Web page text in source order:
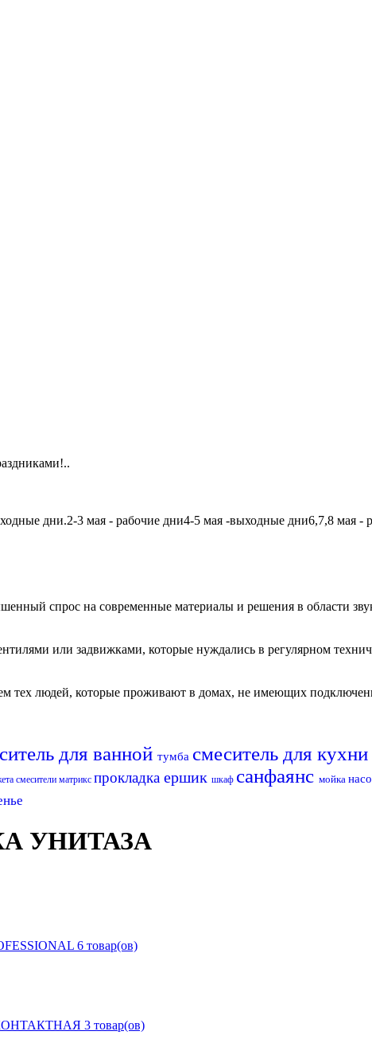
дни.2-3 мая - рабочие дни4-5 мая -выходные дни6,7,8 мая -
спрос на современные материалы и решения в области
или задвижками, которые нуждались в регулярном
тех людей, которые проживают в домах, не имеющих
для ванной тумба смеситель для кухни
смесители матрикс прокладка ершик шкаф санфаянс мойка
УНИТАЗА
6 товар(ов)
3 товар(ов)